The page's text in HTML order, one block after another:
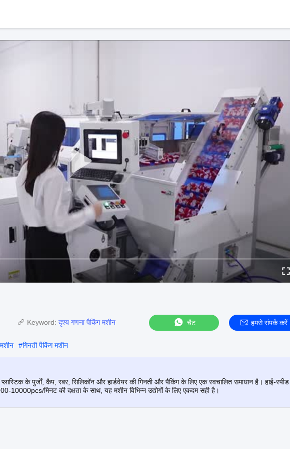
Keyword: दृश्य गणना पैकिंग मशीन चैट हमसे संपर्क करें
#गिनती पैकिंग मशीन
के पुर्जों, कैप, रबर, सिलिकॉन और हार्डवेयर की गिनती और पैकिंग के लिए एक स्वचालित समाधान है। हाई-स्पीड
10000pcs/मिनट की दक्षता के साथ, यह मशीन विभिन्न उद्योगों के लिए एकदम सही है।